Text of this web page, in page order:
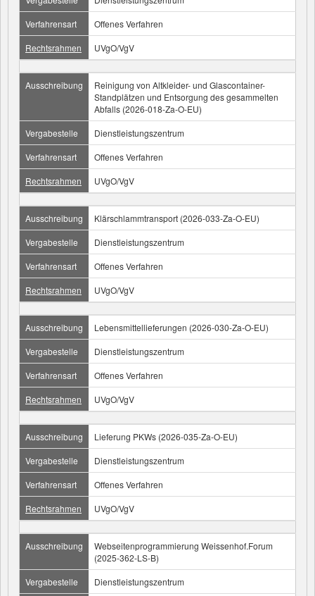
Verfahrensart
Offenes Verfahren
Rechtsrahmen
UVgO/VgV
Ausschreibung
Reinigung von Altkleider- und Glascontainer-
Standplätzen und Entsorgung des gesammelten
Abfalls (2026-018-Za-O-EU)
Vergabestelle
Dienstleistungszentrum
Verfahrensart
Offenes Verfahren
Rechtsrahmen
UVgO/VgV
Ausschreibung
Klärschlammtransport (2026-033-Za-O-EU)
Vergabestelle
Dienstleistungszentrum
Verfahrensart
Offenes Verfahren
Rechtsrahmen
UVgO/VgV
Ausschreibung
Lebensmittellieferungen (2026-030-Za-O-EU)
Vergabestelle
Dienstleistungszentrum
Verfahrensart
Offenes Verfahren
Rechtsrahmen
UVgO/VgV
Ausschreibung
Lieferung PKWs (2026-035-Za-O-EU)
Vergabestelle
Dienstleistungszentrum
Verfahrensart
Offenes Verfahren
Rechtsrahmen
UVgO/VgV
Ausschreibung
Webseitenprogrammierung Weissenhof.Forum
(2025-362-LS-B)
Vergabestelle
Dienstleistungszentrum